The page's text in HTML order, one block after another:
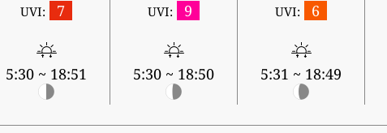
UVI: 7
5:30 ~ 18:51
UVI: 9
5:30 ~ 18:50
UVI: 6
5:31 ~ 18:49